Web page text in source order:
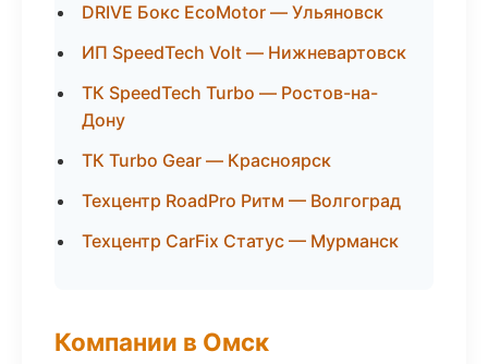
DRIVE Бокс EcoMotor — Ульяновск
ИП SpeedTech Volt — Нижневартовск
ТК SpeedTech Turbo — Ростов-на-
Дону
ТК Turbo Gear — Красноярск
Техцентр RoadPro Ритм — Волгоград
Техцентр CarFix Статус — Мурманск
Компании в Омск